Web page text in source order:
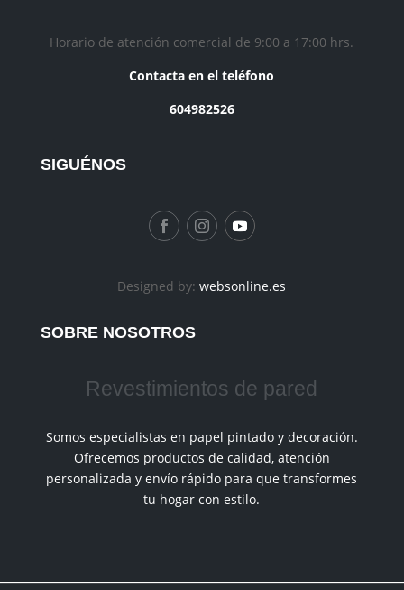
Horario de atención comercial de 9:00 a 17:00 hrs.
Contacta en el teléfono
604982526
SIGUÉNOS
Designed by:websonline.es
SOBRE NOSOTROS
Revestimientos de pared
Somos especialistas en papel pintado y decoración.
Ofrecemos productos de calidad, atención
personalizada y envío rápido para que transformes
tu hogar con estilo.